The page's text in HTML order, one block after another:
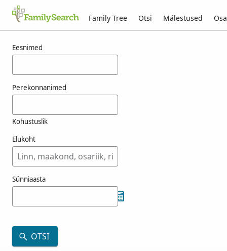
Family Tree Otsi Mälestused
Eesnimed
Perekonnanimed
Kohustuslik
Elukoht
Sünniaasta
OTSI